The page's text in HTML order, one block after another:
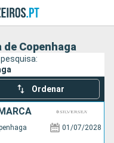
Copenhaga
Ordenar
01/07/2028